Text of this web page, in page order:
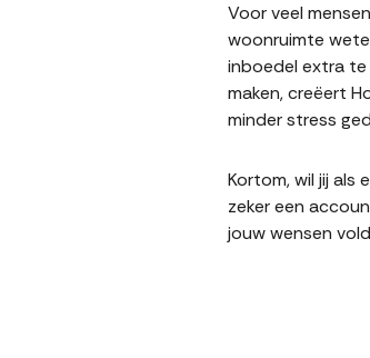
Voor veel
woonruimte
inboedel extra te
maken, creëert
minder stress
Kortom, wil jij als
zeker een
jouw wensen